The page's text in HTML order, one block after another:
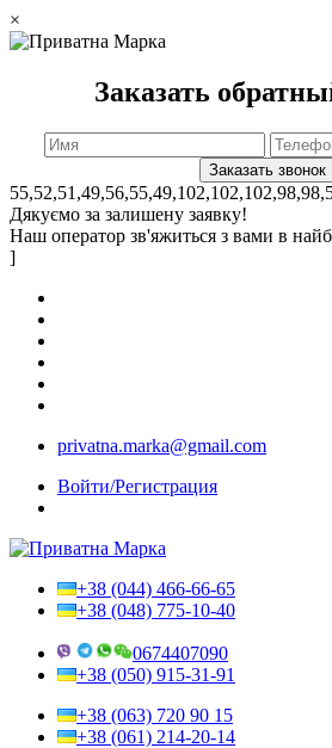
×
Заказать
Дякуємо за залишену заявку!
Наш оператор зв'яжиться з вами в
]
privatna.marka@gmail.com
Войти/Регистрация
+38 (044) 466-66-65
+38 (048) 775-10-40
0674407090
+38 (050) 915-31-91
+38 (063) 720 90 15
+38 (061) 214-20-14